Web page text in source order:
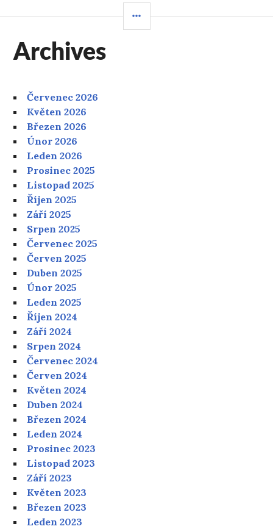
PANEL
Archives
Červenec 2026
Květen 2026
Březen 2026
Únor 2026
Leden 2026
Prosinec 2025
Listopad 2025
Říjen 2025
Září 2025
Srpen 2025
Červenec 2025
Červen 2025
Duben 2025
Únor 2025
Leden 2025
Říjen 2024
Září 2024
Srpen 2024
Červenec 2024
Červen 2024
Květen 2024
Duben 2024
Březen 2024
Leden 2024
Prosinec 2023
Listopad 2023
Září 2023
Květen 2023
Březen 2023
Leden 2023